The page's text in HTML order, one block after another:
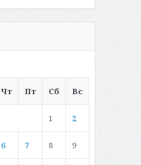
Чт Пт Сб Вс
1 2
6 7 8 9